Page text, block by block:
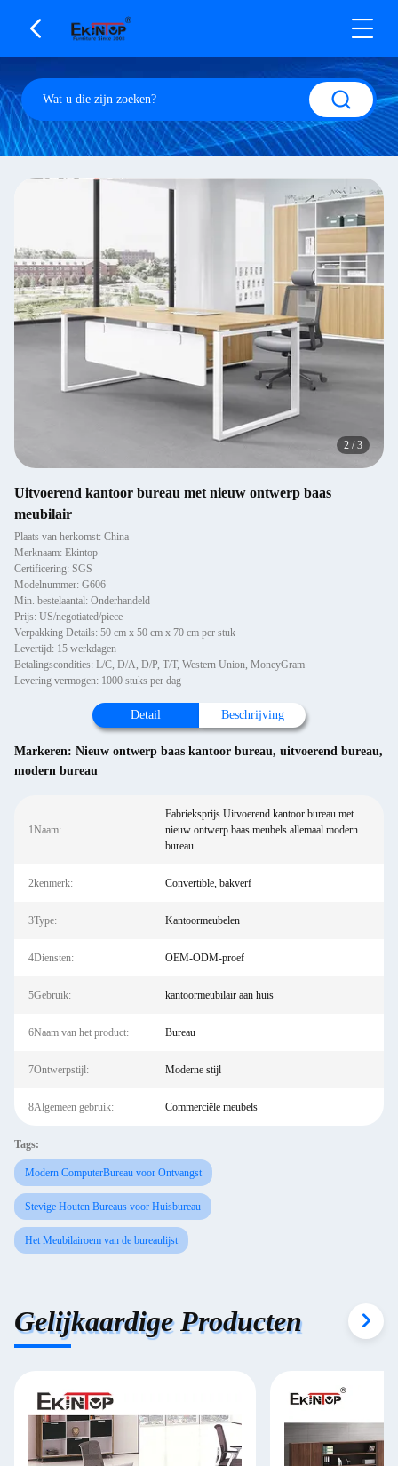
2 /3
Uitvoerend kantoor bureau met nieuw ontwerp baas
meubilair
Plaats van herkomst: China
Merknaam: Ekintop
Certificering: SGS
Modelnummer: G606
Min. bestelaantal: Onderhandeld
Prijs: US/negotiated/piece
Verpakking Details: 50 cm x 50 cm x 70 cm per stuk
Levertijd: 15 werkdagen
Betalingscondities: L/C, D/A, D/P, T/T, Western Union, MoneyGram
Levering vermogen: 1000 stuks per dag
Detail Beschrijving
Markeren: Nieuw ontwerp baas kantoor bureau, uitvoerend bureau,
modern bureau
1Naam:
Fabrieksprijs Uitvoerend kantoor bureau met
nieuw ontwerp baas meubels allemaal modern
bureau
2kenmerk: Convertible, bakverf
3Type: Kantoormeubelen
4Diensten: OEM-ODM-proef
5Gebruik: kantoormeubilair aan huis
6Naam van het product: Bureau
7Ontwerpstijl: Moderne stijl
8Algemeen gebruik: Commerciële meubels
Tags:
Modern ComputerBureau voor Ontvangst
Stevige Houten Bureaus voor Huisbureau
Het Meubilairoem van de bureaulijst
Gelijkaardige Producten